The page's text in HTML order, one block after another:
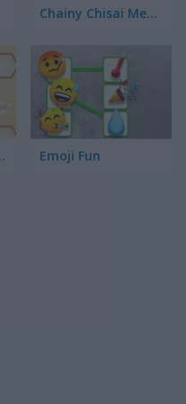
Chainy Chisai Medieval 2
Friend Emoji Fun